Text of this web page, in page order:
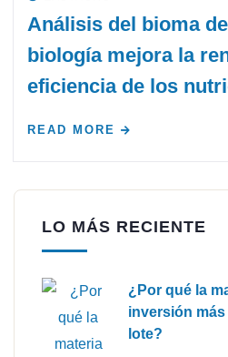
Análisis del bioma
biología mejora la
eficiencia de los
READ MORE
LO MÁS RECIENTE
¿Por qué la
inversión
lote?